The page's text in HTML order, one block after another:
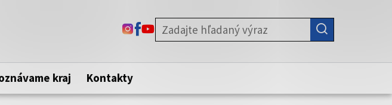
Táto stránka je zabezpečená
webovú stránku. Zabezpečená stránka vždy začína
pred názvom domény webového sídla.
ODKAZ SA OTVORÍ NA NOVEJ KARTE
ODKAZ SA OTVORÍ NA NOVEJ KARTE
ODKAZ SA OTVORÍ NA NOVEJ KARTE
kraj Kontakty